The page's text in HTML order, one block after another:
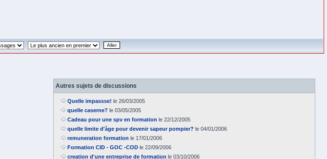
Autres sujets de discussions
Quelle impassse! le 26/03/2005
quelle caserne? le 03/05/2005
Cadeau pour une spv en formation le 22/12/2005
quelle limite d'àge pour devenir sapeur pompier? le 04/01/2006
remuneration formation le 17/01/2006
Formation CID - GOC -COD le 22/09/2006
creation d'une entreprise de formation le 03/10/2006